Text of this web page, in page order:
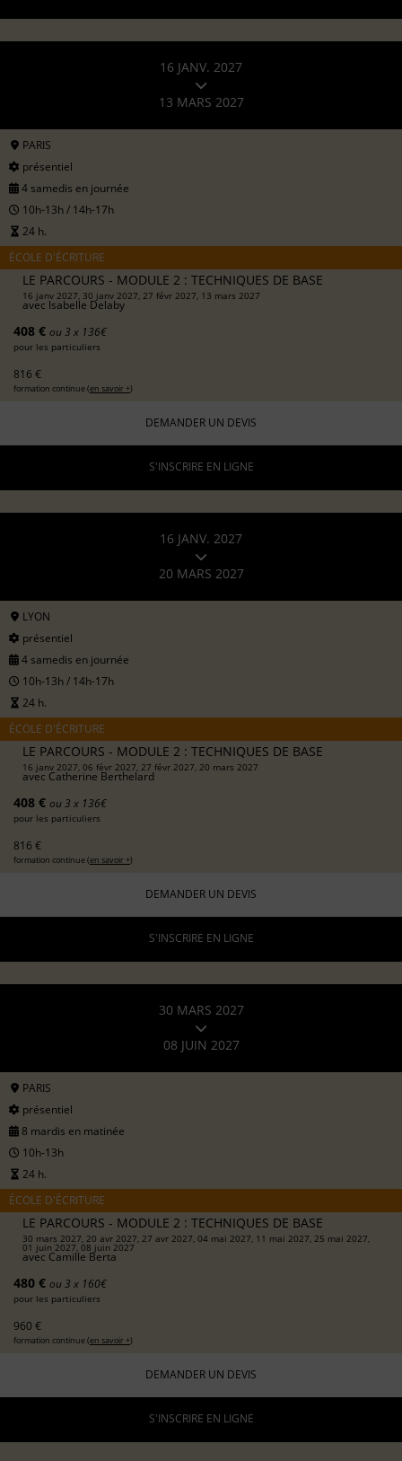
16 JANV. 2027
13 MARS 2027
PARIS
présentiel
4 samedis en journée
10h-13h / 14h-17h
24 h.
ÉCOLE D'ÉCRITURE
LE PARCOURS - MODULE 2 : TECHNIQUES DE BASE
16 janv 2027, 30 janv 2027, 27 févr 2027, 13 mars 2027
avec Isabelle Delaby
408 € ou 3 x 136€
pour les particuliers
816 €
formation continue (en savoir +)
DEMANDER UN DEVIS
S'INSCRIRE EN LIGNE
16 JANV. 2027
20 MARS 2027
LYON
présentiel
4 samedis en journée
10h-13h / 14h-17h
24 h.
ÉCOLE D'ÉCRITURE
LE PARCOURS - MODULE 2 : TECHNIQUES DE BASE
16 janv 2027, 06 févr 2027, 27 févr 2027, 20 mars 2027
avec Catherine Berthelard
408 € ou 3 x 136€
pour les particuliers
816 €
formation continue (en savoir +)
DEMANDER UN DEVIS
S'INSCRIRE EN LIGNE
30 MARS 2027
08 JUIN 2027
PARIS
présentiel
8 mardis en matinée
10h-13h
24 h.
ÉCOLE D'ÉCRITURE
LE PARCOURS - MODULE 2 : TECHNIQUES DE BASE
30 mars 2027, 20 avr 2027, 27 avr 2027, 04 mai 2027, 11 mai 2027, 25 mai 2027,
01 juin 2027, 08 juin 2027
avec Camille Berta
480 € ou 3 x 160€
pour les particuliers
960 €
formation continue (en savoir +)
DEMANDER UN DEVIS
S'INSCRIRE EN LIGNE